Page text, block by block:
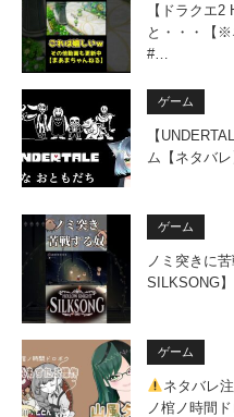
【ドラクエ
と・・・【※
#…
ゲーム
【
ム【ネタバレ
ゲーム
ノミ突きに
SILKSONG
ゲーム
ネタバレ
ノ棺ノ時間